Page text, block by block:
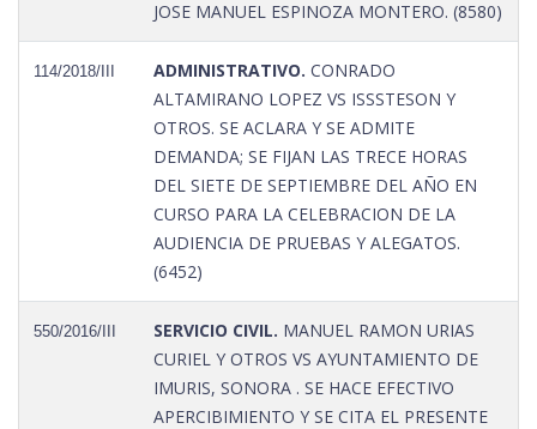
JOSE MANUEL ESPINOZA MONTERO. (8580)
114/2018/III ADMINISTRATIVO. CONRADO
ALTAMIRANO LOPEZ VS ISSSTESON Y
OTROS. SE ACLARA Y SE ADMITE
DEMANDA; SE FIJAN LAS TRECE HORAS
DEL SIETE DE SEPTIEMBRE DEL AÑO EN
CURSO PARA LA CELEBRACION DE LA
AUDIENCIA DE PRUEBAS Y ALEGATOS.
(6452)
550/2016/III SERVICIO CIVIL. MANUEL RAMON URIAS
CURIEL Y OTROS VS AYUNTAMIENTO DE
IMURIS, SONORA . SE HACE EFECTIVO
APERCIBIMIENTO Y SE CITA EL PRESENTE